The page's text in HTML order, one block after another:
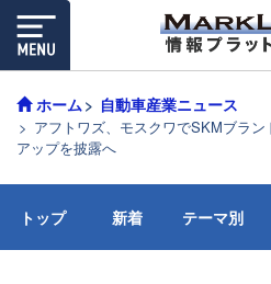
ホーム 自動車産業ニュース
アフトワズ、モスクワでSKMブラ
アップを披露へ
トップ 新着 テーマ別